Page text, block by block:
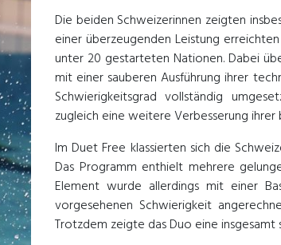
Die beiden Schweizerinnen zeigten
einer überzeugenden Leistung
unter 20 gestarteten Nationen. Dabei
mit einer sauberen Ausführung ihrer
Schwierigkeitsgrad vollständig
zugleich eine weitere Verbesserung ihrer
Im Duet Free klassierten sich die
Das Programm enthielt mehrere
Element wurde allerdings mit einer
vorgesehenen Schwierigkeit
Trotzdem zeigte das Duo eine insgesamt